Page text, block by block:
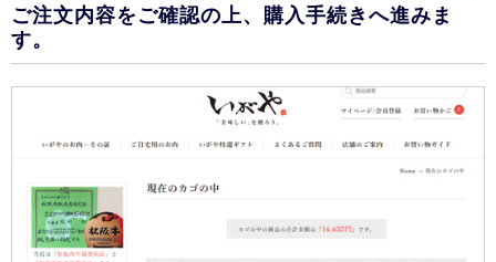
ご注文内容をご確認の上、購入手続きへ進みま
す。